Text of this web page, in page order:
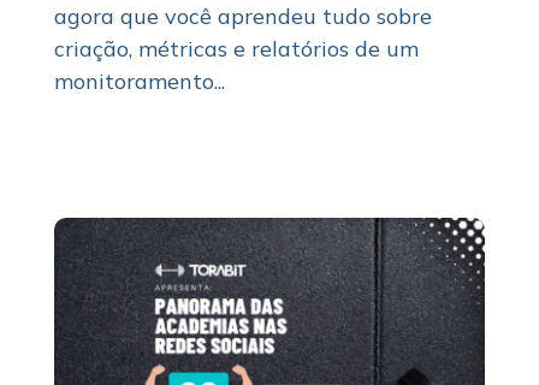
agora que você aprendeu tudo sobre
criação, métricas e relatórios de um
monitoramento...